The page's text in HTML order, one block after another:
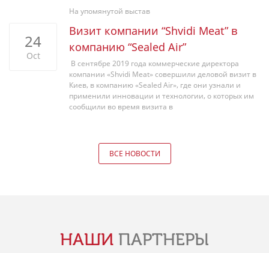
На упомянутой выстав
24
Oct
Визит компании “Shvidi Meat” в
компанию “Sealed Air”
В сентябре 2019 года коммерческие директора
компании «Shvidi Meat» совершили деловой визит в
Киев, в компанию «Sealed Air», где они узнали и
применили инновации и технологии, о которых им
сообщили во время визита в
ВСЕ НОВОСТИ
НАШИ ПАРТНЕРЫ